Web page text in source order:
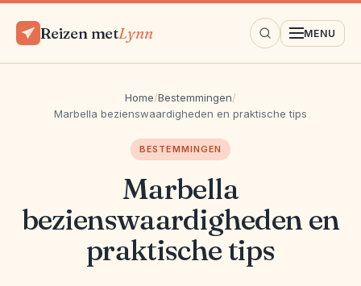
Reizen metLynn MENU
Home/Bestemmingen/
Marbella bezienswaardigheden en praktische tips
BESTEMMINGEN
Marbella
bezienswaardigheden en
praktische tips